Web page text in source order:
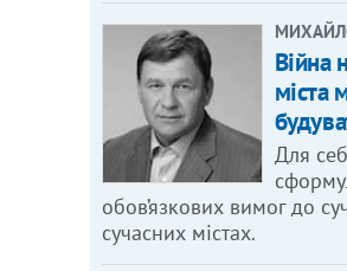
Війна
міста
Для
обов’язкових вимог до
сучасних містах.